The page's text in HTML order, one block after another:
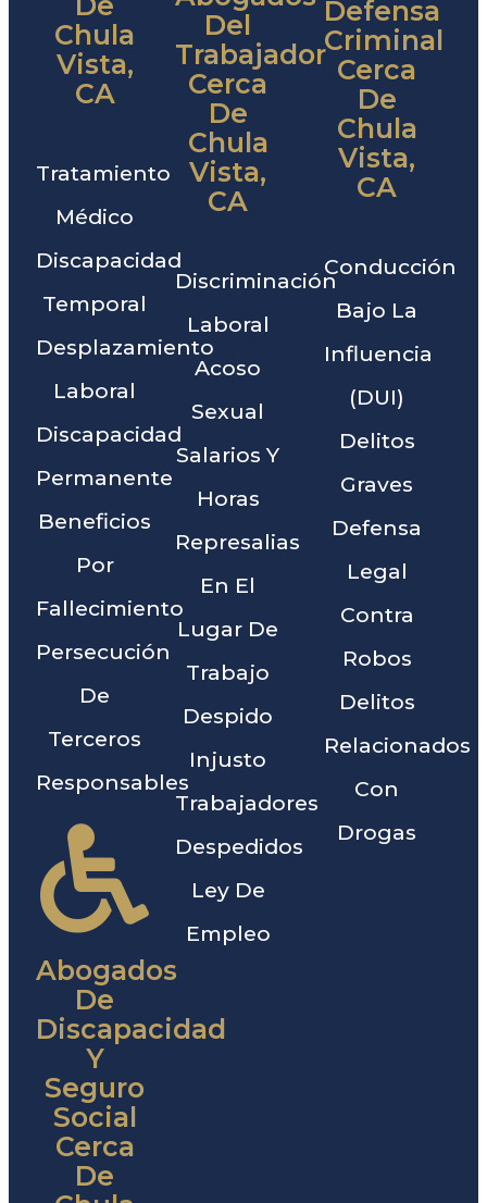
Chula
Vista,
CA
Tratamiento
Médico
Discapacidad
Temporal
Desplazamiento
Laboral
Discapacidad
Permanente
Beneficios
Por
Fallecimiento
Persecución
De
Terceros
Responsables
Abogados
De
Discapacidad
Y
Seguro
Social
Cerca
De
Del
Trabajador
Cerca
De
Chula
Vista,
CA
Discriminación
Laboral
Acoso
Sexual
Salarios Y
Horas
Represalias
En El
Lugar De
Trabajo
Despido
Injusto
Trabajadores
Despedidos
Ley De
Empleo
Defensa
Criminal
Cerca
De
Chula
Vista,
CA
Conducción
Bajo La
Influencia
(DUI)
Delitos
Graves
Defensa
Legal
Contra
Robos
Delitos
Relacionados
Con
Drogas